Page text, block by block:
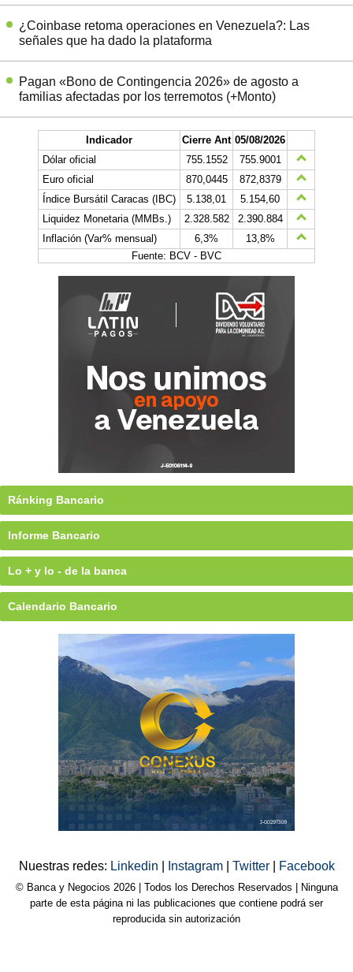
¿Coinbase retoma operaciones en Venezuela?: Las
señales que ha dado la plataforma
Pagan «Bono de Contingencia 2026» de agosto a
familias afectadas por los terremotos (+Monto)
Indicador Cierre Ant 05/08/2026
Dólar oficial
755.1552
755.9001
Euro oficial
870,0445
872,8379
Índice Bursátil Caracas (IBC)
5.138,01
5.154,60
Liquidez Monetaria (MMBs.)
2.328.582
2.390.884
Inflación (Var% mensual)
6,3%
13,8%
Fuente: BCV - BVC
Ránking Bancario
Informe Bancario
Lo + y lo - de la banca
Calendario Bancario
Nuestras redes: Linkedin Instagram Twitter Facebook
© Banca y Negocios 2026 | Todos los Derechos Reservados | Ninguna
parte de esta página ni las publicaciones que contiene podrá ser
reproducida sin autorización